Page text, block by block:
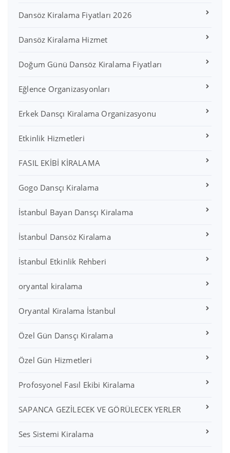
Dansöz Kiralama Fiyatları 2026
Dansöz Kiralama Hizmet
Doğum Günü Dansöz Kiralama Fiyatları
Eğlence Organizasyonları
Erkek Dansçı Kiralama Organizasyonu
Etkinlik Hizmetleri
FASIL EKİBİ KİRALAMA
Gogo Dansçı Kiralama
İstanbul Bayan Dansçı Kiralama
İstanbul Dansöz Kiralama
İstanbul Etkinlik Rehberi
oryantal kiralama
Oryantal Kiralama İstanbul
Özel Gün Dansçı Kiralama
Özel Gün Hizmetleri
Profosyonel Fasıl Ekibi Kiralama
SAPANCA GEZİLECEK VE GÖRÜLECEK YERLER
Ses Sistemi Kiralama